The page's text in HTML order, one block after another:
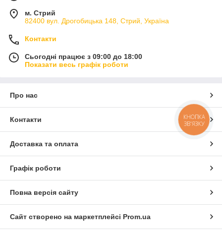
м. Стрий
82400 вул. Дрогобицька 148, Стрий, Україна
Контакти
Сьогодні працює з 09:00 до 18:00
Показати весь графік роботи
Про нас
Контакти
Доставка та оплата
Графік роботи
Повна версія сайту
Сайт створено на маркетплейсі Prom.ua
КНОПКА
ЗВ'ЯЗКУ